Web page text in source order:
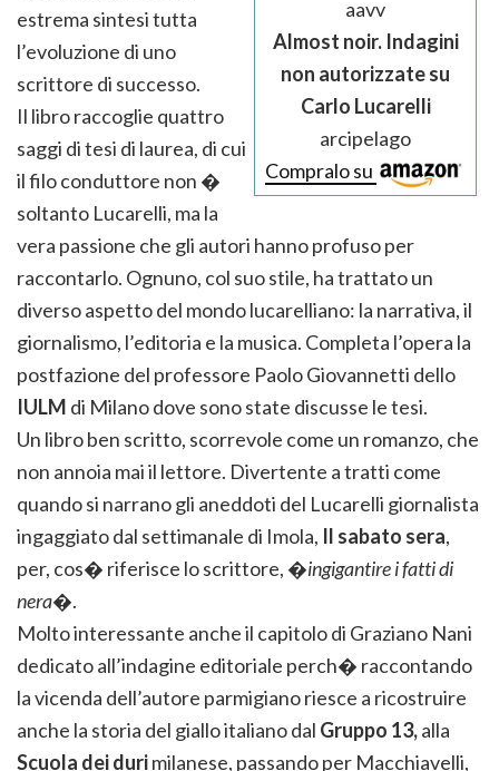
aavv
Almost noir. Indagini
non autorizzate su
Carlo Lucarelli
arcipelago
Compralo su
estrema sintesi tutta
l’evoluzione di uno
scrittore di successo.
Il libro raccoglie quattro
saggi di tesi di laurea, di cui
il filo conduttore non �
soltanto Lucarelli, ma la
vera passione che gli autori hanno profuso per
raccontarlo. Ognuno, col suo stile, ha trattato un
diverso aspetto del mondo lucarelliano: la narrativa, il
giornalismo, l’editoria e la musica. Completa l’opera la
postfazione del professore Paolo Giovannetti dello
IULM di Milano dove sono state discusse le tesi.
Un libro ben scritto, scorrevole come un romanzo, che
non annoia mai il lettore. Divertente a tratti come
quando si narrano gli aneddoti del Lucarelli giornalista
ingaggiato dal settimanale di Imola, Il sabato sera,
per, cos� riferisce lo scrittore, �ingigantire i fatti di
nera�.
Molto interessante anche il capitolo di Graziano Nani
dedicato all’indagine editoriale perch� raccontando
la vicenda dell’autore parmigiano riesce a ricostruire
anche la storia del giallo italiano dal Gruppo 13,alla
Scuola dei durimilanese, passando per Macchiavelli,